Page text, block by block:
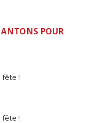
POUR
fête !
fête !